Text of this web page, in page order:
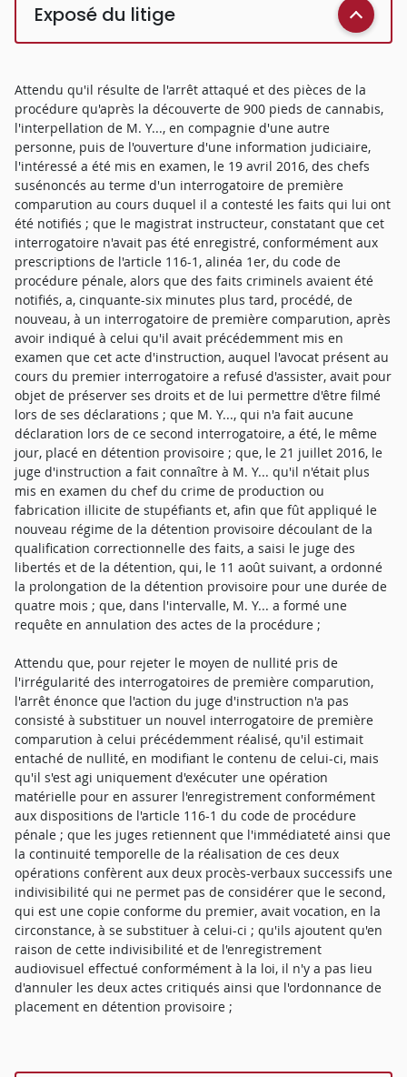
Exposé du litige
Attendu qu'il résulte de l'arrêt attaqué et des pièces de la
procédure qu'après la découverte de 900 pieds de cannabis,
l'interpellation de M. Y..., en compagnie d'une autre
personne, puis de l'ouverture d'une information judiciaire,
l'intéressé a été mis en examen, le 19 avril 2016, des chefs
susénoncés au terme d'un interrogatoire de première
comparution au cours duquel il a contesté les faits qui lui ont
été notifiés ; que le magistrat instructeur, constatant que cet
interrogatoire n'avait pas été enregistré, conformément aux
prescriptions de l'article 116-1, alinéa 1er, du code de
procédure pénale, alors que des faits criminels avaient été
notifiés, a, cinquante-six minutes plus tard, procédé, de
nouveau, à un interrogatoire de première comparution, après
avoir indiqué à celui qu'il avait précédemment mis en
examen que cet acte d'instruction, auquel l'avocat présent au
cours du premier interrogatoire a refusé d'assister, avait pour
objet de préserver ses droits et de lui permettre d'être filmé
lors de ses déclarations ; que M. Y..., qui n'a fait aucune
déclaration lors de ce second interrogatoire, a été, le même
jour, placé en détention provisoire ; que, le 21 juillet 2016, le
juge d'instruction a fait connaître à M. Y... qu'il n'était plus
mis en examen du chef du crime de production ou
fabrication illicite de stupéfiants et, afin que fût appliqué le
nouveau régime de la détention provisoire découlant de la
qualification correctionnelle des faits, a saisi le juge des
libertés et de la détention, qui, le 11 août suivant, a ordonné
la prolongation de la détention provisoire pour une durée de
quatre mois ; que, dans l'intervalle, M. Y... a formé une
requête en annulation des actes de la procédure ;
Attendu que, pour rejeter le moyen de nullité pris de
l'irrégularité des interrogatoires de première comparution,
l'arrêt énonce que l'action du juge d'instruction n'a pas
consisté à substituer un nouvel interrogatoire de première
comparution à celui précédemment réalisé, qu'il estimait
entaché de nullité, en modifiant le contenu de celui-ci, mais
qu'il s'est agi uniquement d'exécuter une opération
matérielle pour en assurer l'enregistrement conformément
aux dispositions de l'article 116-1 du code de procédure
pénale ; que les juges retiennent que l'immédiateté ainsi que
la continuité temporelle de la réalisation de ces deux
opérations confèrent aux deux procès-verbaux successifs une
indivisibilité qui ne permet pas de considérer que le second,
qui est une copie conforme du premier, avait vocation, en la
circonstance, à se substituer à celui-ci ; qu'ils ajoutent qu'en
raison de cette indivisibilité et de l'enregistrement
audiovisuel effectué conformément à la loi, il n'y a pas lieu
d'annuler les deux actes critiqués ainsi que l'ordonnance de
placement en détention provisoire ;